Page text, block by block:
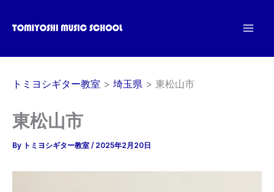
ス
トミヨシギター教室 埼玉県 東松山市
東松山市
By トミヨシギター教室 / 2025年2月20日